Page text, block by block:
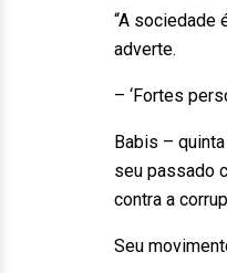
“A sociedade
adverte.
– ‘Fortes
Babis –
seu passado
contra a
Seu